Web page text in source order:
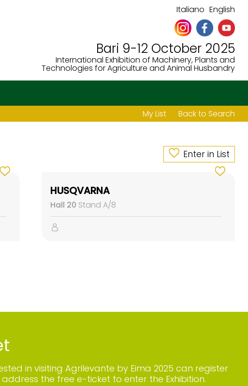
Italiano English
Bari 9-12 October 2025
International Exhibition of Machinery, Plants and
Technologies for Agriculture and Animal Husbandry
My List Back to Search
Enter in List
HUSQVARNA
Hall 20 Stand A/8
in visiting Agrilevante by Eima 2025 can register
the free e-ticket to enter the Exhibition.